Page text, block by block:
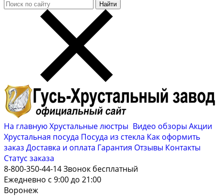
Найти
На главнуюХрустальные люстры Видео обзоры Акции
Хрустальная посуда Посуда из стекла Как оформить
заказ Доставка и оплата Гарантия Отзывы Контакты
Cтатус заказа
8-800-350-44-14Звонок бесплатный
Ежедневно с 9:00 до 21:00
Воронеж